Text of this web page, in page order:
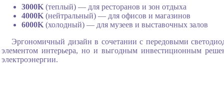
3000K (теплый) — для ресторанов и зон отдыха
4000K (нейтральный) — для офисов и магазинов
6000K (холодный) — для музеев и выставочных залов
Эргономичный дизайн в сочетании с передовыми
элементом интерьера, но и выгодным инвестиционным
электроэнергии.